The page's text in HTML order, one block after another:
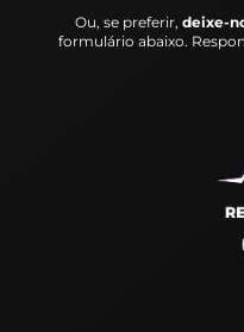
Ou, se preferir, deixe-
formulário abaixo.